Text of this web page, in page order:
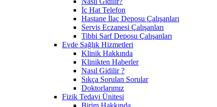
İç Hat Telefon
Hastane İlaç Deposu Çalışanları
Servis Eczanesi Çalışanları
Tibbi Sarf Deposu Çalışanları
Evde Sağlık Hizmetleri
Klinik Hakkında
Klinikten Haberler
Nasıl Gidilir ?
Sıkça Sorulan Sorular
Doktorlarımız
Fizik Tedavi Ünitesi
Birim Hakkında